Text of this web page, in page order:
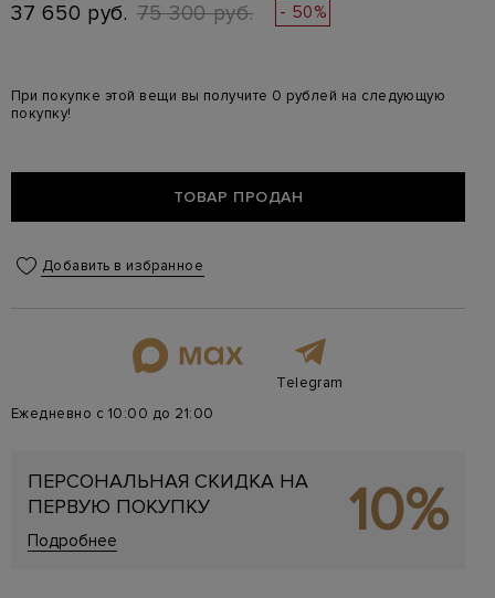
37 650 руб. 75 300 руб. - 50%
При покупке этой вещи вы получите 0 рублей на следующую
покупку!
ТОВАР ПРОДАН
Добавить в избранное
Telegram
Ежедневно с 10:00 до 21:00
ПЕРСОНАЛЬНАЯ СКИДКА НА
ПЕРВУЮ ПОКУПКУ
Подробнее 10%